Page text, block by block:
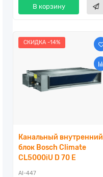
В корзину
СКИДКА -14%
Канальный внутренний
блок Bosch Climate
CL5000iU D 70 E
AI-447